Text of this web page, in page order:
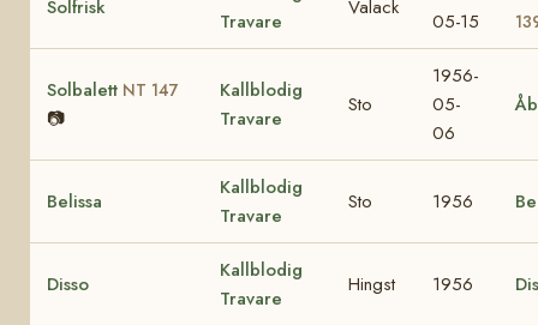
Solfrisk
Travare
Valack
05-15
Solbalett NT 147
📷
Kallblodig
Travare
Sto
1956-
05-
06
Belissa
Kallblodig
Travare
Sto 1956
Disso
Kallblodig
Travare
Hingst 1956